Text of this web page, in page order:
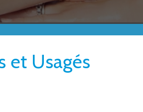
et Usagés